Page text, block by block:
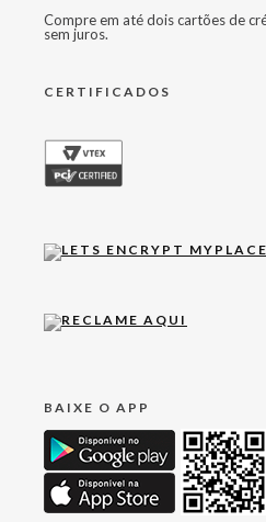
Compre em até dois cartões de
sem juros.
CERTIFICADOS
BAIXE O APP